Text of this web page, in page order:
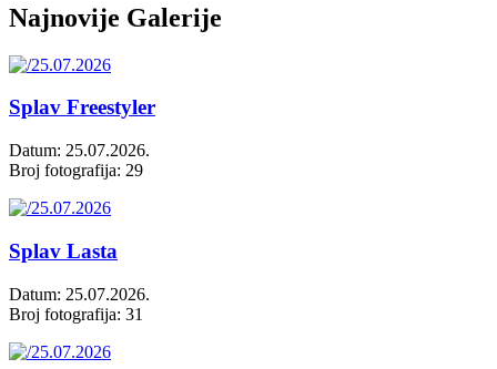
Najnovije Galerije
Splav Freestyler
Datum: 25.07.2026.
Broj fotografija: 29
Splav Lasta
Datum: 25.07.2026.
Broj fotografija: 31